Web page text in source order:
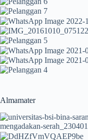
Almamater